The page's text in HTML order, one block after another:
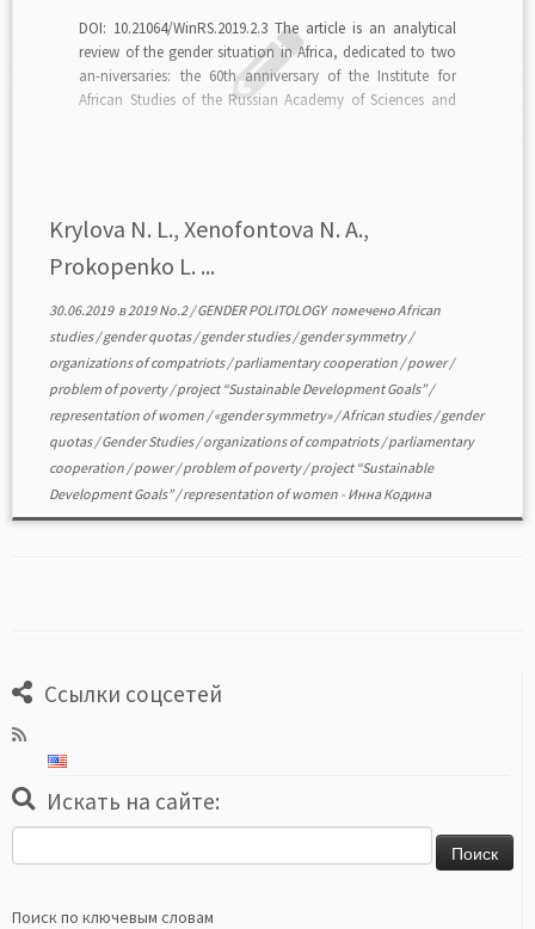
DOI: 10.21064/WinRS.2019.2.3 The article is an analytical
review of the gender situation in Africa, dedicated to two
an-niversaries: the 60th anniversary of the Institute for
African Studies of the Russian Academy of Sciences and
Krylova N. L., Xenofontova N. A.,
Prokopenko L. ...
30.06.2019в2019 No.2/GENDER POLITOLOGYпомеченоAfrican
studies/gender quotas/gender studies/gender symmetry/
organizations of compatriots/parliamentary cooperation /power/
problem of poverty/project “Sustainable Development Goals”/
representation of women /«gender symmetry»/African studies/gender
quotas/Gender Studies/organizations of compatriots/parliamentary
cooperation /power/problem of poverty/project “Sustainable
Development Goals”/representation of women - Инна Кодина
Ссылки соцсетей
Искать на сайте:
Поиск по ключевым словам